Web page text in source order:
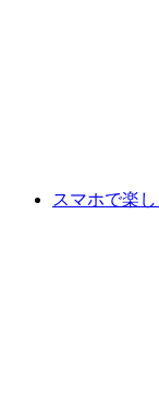
スマホで楽し